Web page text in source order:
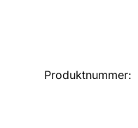
Produktnummer: